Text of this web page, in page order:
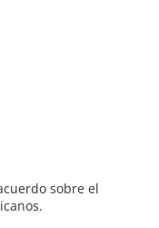
sobre el